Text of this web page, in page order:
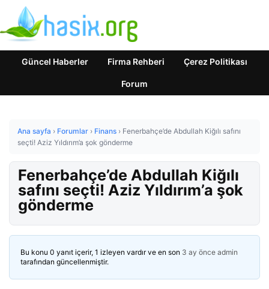
Güncel Haberler Firma Rehberi Çerez Politikası
Forum
Ana sayfa › Forumlar › Finans › Fenerbahçe’de Abdullah Kiğılı safını
seçti! Aziz Yıldırım’a şok gönderme
Fenerbahçe’de Abdullah Kiğılı
safını seçti! Aziz Yıldırım’a şok
gönderme
Bu konu 0 yanıt içerir, 1 izleyen vardır ve en son 3 ay önce admin
tarafından güncellenmiştir.